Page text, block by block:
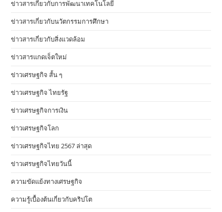
ข่าวสารเกี่ยวกับการพัฒนาเทคโนโลยี
ข่าวสารเกี่ยวกับนวัตกรรมการศึกษา
ข่าวสารเกี่ยวกับสิ่งแวดล้อม
ข่าวสารแกดเจ็ตใหม่
ข่าวเศรษฐกิจ สั้น ๆ
ข่าวเศรษฐกิจ ไทยรัฐ
ข่าวเศรษฐกิจการเงิน
ข่าวเศรษฐกิจโลก
ข่าวเศรษฐกิจไทย 2567 ล่าสุด
ข่าวเศรษฐกิจไทยวันนี้
ความขัดแย้งทางเศรษฐกิจ
ความรู้เบื้องต้นเกี่ยวกับคริปโต